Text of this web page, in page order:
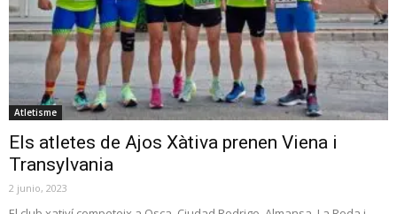
Atletisme
Els atletes de Ajos Xàtiva prenen Viena i
Transylvania
2 junio, 2023